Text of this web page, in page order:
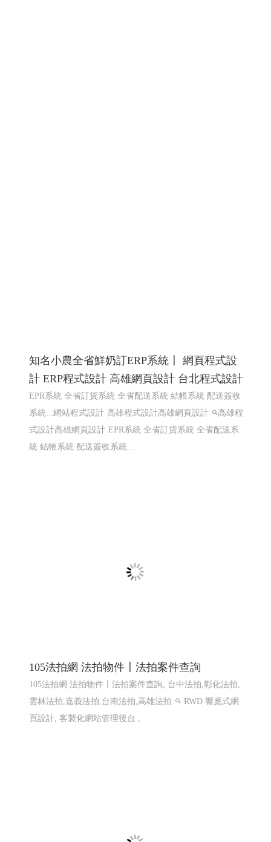
知名小農全省鮮奶訂ERP系統〡 網頁程式設
計 ERP程式設計 高雄網頁設計 台北程式設計
EPR系統 全省訂貨系統 全省配送系統 結帳系統 配送簽收
系統...網站程式設計 高雄程式設計高雄網頁設計
高雄程
式設計高雄網頁設計 EPR系統 全省訂貨系統 全省配送系
統 結帳系統 配送簽收系統...